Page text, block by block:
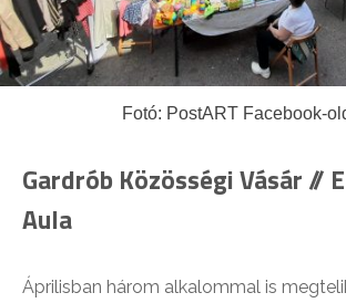
Fotó: PostART Facebook-
Gardrób Közösségi Vásár //
Aula
Áprilisban három alkalommal is